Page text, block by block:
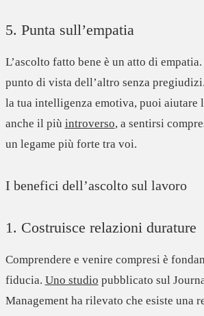
5. Punta sull’empatia
L’ascolto fatto bene è un atto di empatia.
punto di vista dell’altro senza pregiudizi.
la tua intelligenza emotiva, puoi aiutare
anche il più introverso, a sentirsi
un legame più forte tra voi.
I benefici dell’ascolto sul lavoro
1. Costruisce relazioni durature
Comprendere e venire compresi è
fiducia. Uno studio pubblicato sul
Management ha rilevato che esiste una